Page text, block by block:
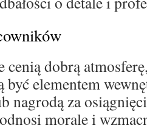
dobrą
być elementem
nagrodą za
morale i